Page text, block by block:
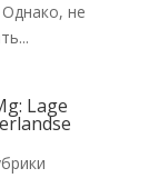
не
Lage